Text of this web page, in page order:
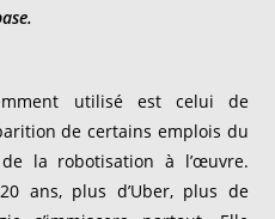
utilisé est celui de
de certains emplois du
la robotisation à l’œuvre.
ans, plus d’Uber, plus de